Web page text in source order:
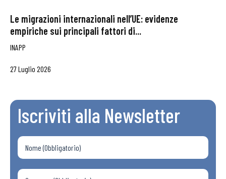
Le migrazioni internazionali nell’UE: evidenze
empiriche sui principali fattori di...
INAPP
27 Luglio 2026
Iscriviti alla Newsletter